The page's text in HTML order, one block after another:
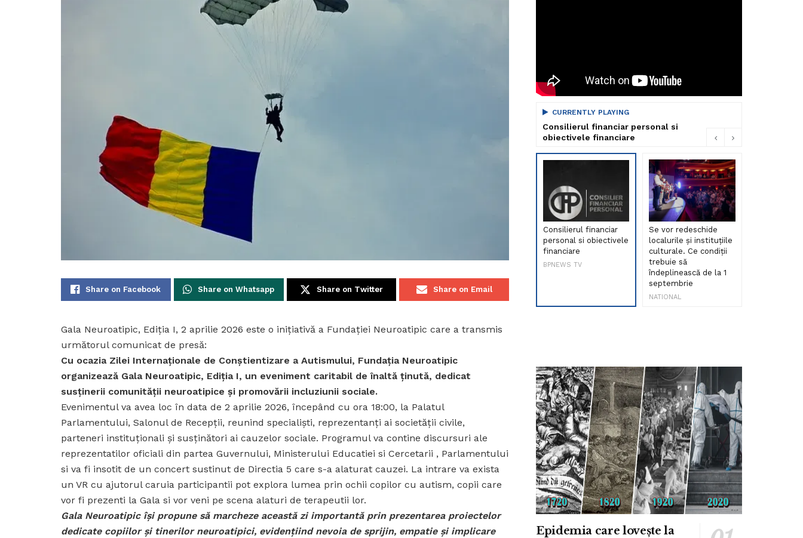
Share on Facebook Share on Whatsapp Share on Twitter Share on Email
Gala Neuroatipic, Ediția I, 2 aprilie 2026 este o inițiativă a Fundației Neuroatipic care a transmis
următorul comunicat de presă:
Cu ocazia Zilei Internaționale de Conștientizare a Autismului, Fundația Neuroatipic
organizează Gala Neuroatipic, Ediția I, un eveniment caritabil de înaltă ținută, dedicat
susținerii comunității neuroatipice și promovării incluziunii sociale.
Evenimentul va avea loc în data de 2 aprilie 2026, începând cu ora 18:00, la Palatul
Parlamentului, Salonul de Recepții, reunind specialiști, reprezentanți ai societății civile,
parteneri instituționali și susținători ai cauzelor sociale. Programul va contine discursuri ale
reprezentatilor oficiali din partea Guvernului, Ministerului Educatiei si Cercetarii , Parlamentului
si va fi insotit de un concert sustinut de Directia 5 care s-a alaturat cauzei. La intrare va exista
un VR cu ajutorul caruia participantii pot explora lumea prin ochii copilor cu autism, copii care
vor fi prezenti la Gala si vor veni pe scena alaturi de terapeutii lor.
Gala Neuroatipic își propune să marcheze această zi importantă prin prezentarea proiectelor
dedicate copiilor și tinerilor neuroatipici, evidențiind nevoia de sprijin, empatie și implicare
CURRENTLY PLAYING
Consilierul financiar personal si
obiectivele financiare
Consilierul financiar
personal si obiectivele
financiare
BPNEWS TV
Se vor redeschide
localurile și instituțiile
culturale. Ce condiții
trebuie să
îndeplinească de la 1
septembrie
NATIONAL
Epidemia care lovește la